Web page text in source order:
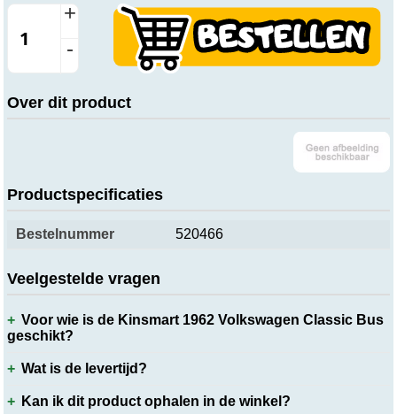
+
-
Over dit product
Productspecificaties
Bestelnummer 520466
Veelgestelde vragen
Voor wie is de Kinsmart 1962 Volkswagen Classic Bus
geschikt?
Wat is de levertijd?
Kan ik dit product ophalen in de winkel?